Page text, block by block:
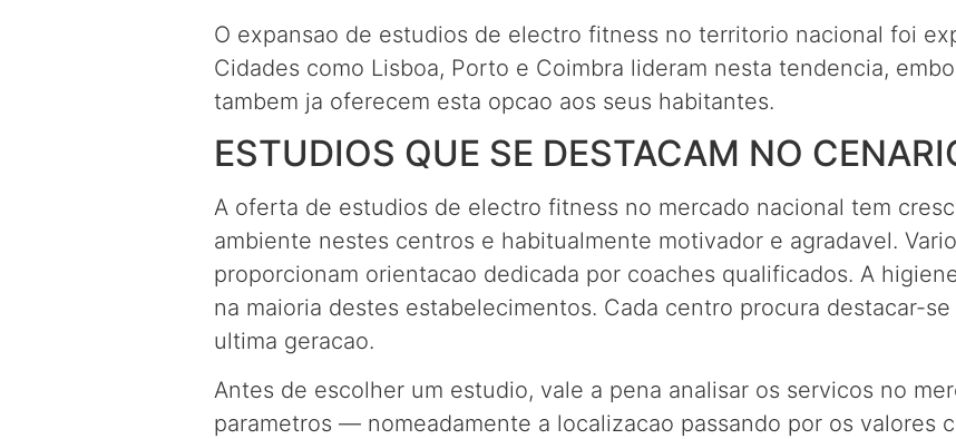
O expansao de estudios de electro fitness no territorio nacional foi
Cidades como Lisboa, Porto e Coimbra lideram nesta tendencia,
tambem ja oferecem esta opcao aos seus habitantes.
ESTUDIOS QUE SE DESTACAM NO
A oferta de estudios de electro fitness no mercado nacional tem
ambiente nestes centros e habitualmente motivador e agradavel.
proporcionam orientacao dedicada por coaches qualificados. A
na maioria destes estabelecimentos. Cada centro procura destacar-
ultima geracao.
Antes de escolher um estudio, vale a pena analisar os servicos no
parametros — nomeadamente a localizacao passando por os valores